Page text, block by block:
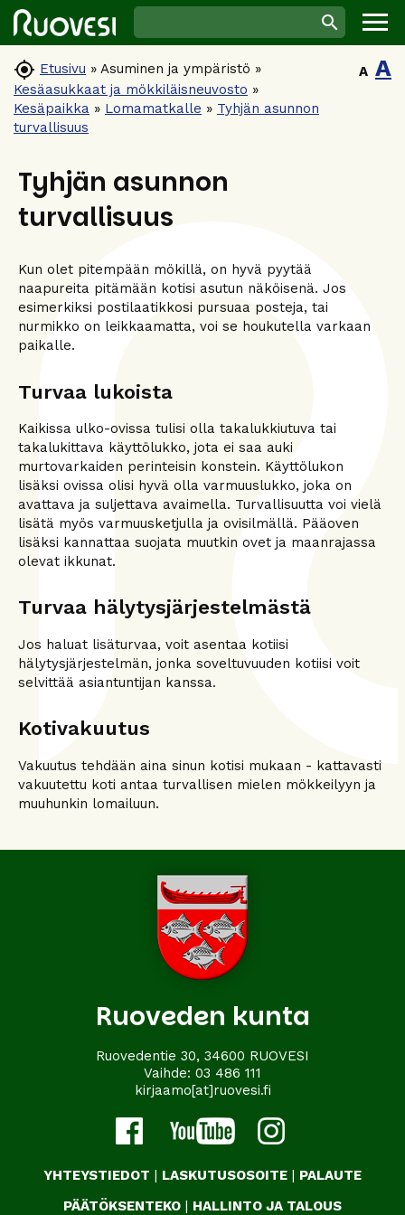
 Etusivu » Asuminen ja ympäristö »
Kesäasukkaat ja mökkiläisneuvosto »
Kesäpaikka » Lomamatkalle » Tyhjän asunnon
turvallisuus
A A
Tyhjän asunnon
turvallisuus
Kun olet pitempään mökillä, on hyvä pyytää
naapureita pitämään kotisi asutun näköisenä. Jos
esimerkiksi postilaatikkosi pursuaa posteja, tai
nurmikko on leikkaamatta, voi se houkutella varkaan
paikalle.
Turvaa lukoista
Kaikissa ulko-ovissa tulisi olla takalukkiutuva tai
takalukittava käyttölukko, jota ei saa auki
murtovarkaiden perinteisin konstein. Käyttölukon
lisäksi ovissa olisi hyvä olla varmuuslukko, joka on
avattava ja suljettava avaimella. Turvallisuutta voi vielä
lisätä myös varmuusketjulla ja ovisilmällä. Pääoven
lisäksi kannattaa suojata muutkin ovet ja maanrajassa
olevat ikkunat.
Turvaa hälytysjärjestelmästä
Jos haluat lisäturvaa, voit asentaa kotiisi
hälytysjärjestelmän, jonka soveltuvuuden kotiisi voit
selvittää asiantuntijan kanssa.
Kotivakuutus
Vakuutus tehdään aina sinun kotisi mukaan - kattavasti
vakuutettu koti antaa turvallisen mielen mökkeilyyn ja
muuhunkin lomailuun.
Ruoveden kunta
Ruovedentie 30, 34600 RUOVESI
Vaihde: 03 486 111
kirjaamo[at]ruovesi.fi
YHTEYSTIEDOT | LASKUTUSOSOITE | PALAUTE
PÄÄTÖKSENTEKO | HALLINTO JA TALOUS